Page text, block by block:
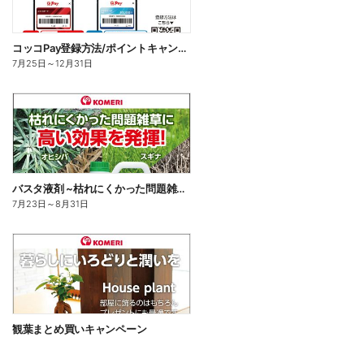
コッコPay登録方法/ポイントキャンペーン応募方法
7月25日 ～12月31日
バスタ液剤 ~枯れにくかった問題雑草に高い効果を発揮!~
7月23日 ～8月31日
観葉まとめ買いキャンペーン